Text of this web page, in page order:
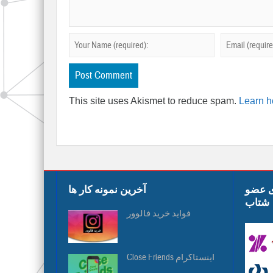
This site uses Akismet to reduce spam. Learn
آخرین نمونه کار ها
فواید خرید فالوور
Close Friends اینستاگرام
عضو
شتاب